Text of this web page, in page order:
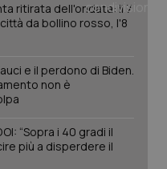
ritirata dell'ondata: il 7
da bollino rosso, l'8
e il perdono di Biden.
non è
“Sopra i 40 gradi il
più a disperdere il